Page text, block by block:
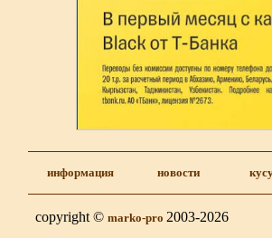
информация новости
copyright © marko-pro 2003-2026